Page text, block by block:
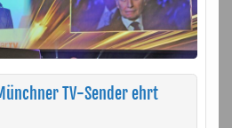
TV-Sender ehrt